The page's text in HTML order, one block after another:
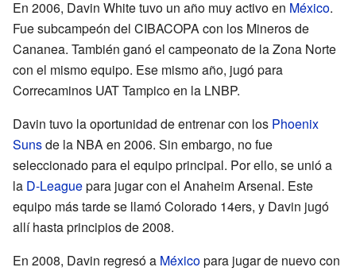
En 2006, Davin White tuvo un año muy activo en México.
Fue subcampeón del CIBACOPA con los Mineros de
Cananea. También ganó el campeonato de la Zona Norte
con el mismo equipo. Ese mismo año, jugó para
Correcaminos UAT Tampico en la LNBP.
Davin tuvo la oportunidad de entrenar con los Phoenix
Sunsde la NBA en 2006. Sin embargo, no fue
seleccionado para el equipo principal. Por ello, se unió a
la D-Leaguepara jugar con el Anaheim Arsenal. Este
equipo más tarde se llamó Colorado 14ers, y Davin jugó
allí hasta principios de 2008.
En 2008, Davin regresó a Méxicopara jugar de nuevo con